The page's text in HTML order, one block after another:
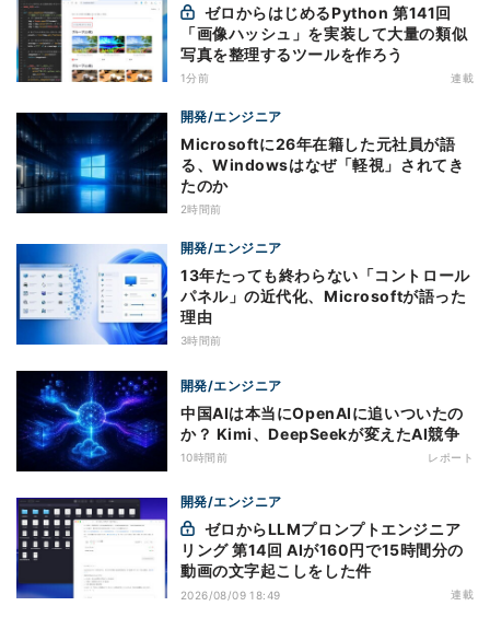
「画像ハッシュ」を実装して大量の類似
写真を整理するツールを作ろう
1分前 連載
開発/エンジニア
Microsoftに26年在籍した元社員が語
る、Windowsはなぜ「軽視」されてき
たのか
2時間前
開発/エンジニア
13年たっても終わらない「コントロール
パネル」の近代化、Microsoftが語った
理由
3時間前
開発/エンジニア
中国AIは本当にOpenAIに追いついたの
か？ Kimi、DeepSeekが変えたAI競争
10時間前 レポート
開発/エンジニア
リング 第14回 AIが160円で15時間分の
動画の文字起こしをした件
2026/08/09 18:49 連載